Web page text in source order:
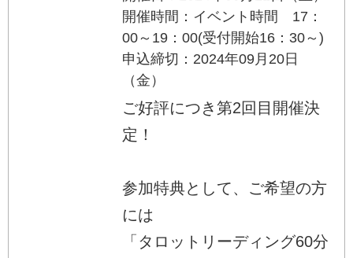
開催時間：イベント時間 17：
00～19：00(受付開始16：30～)
申込締切：2024年09月20日
（金）
ご好評につき第2回目開催決
定！
参加特典として、ご希望の方
には
「タロットリーディング60分